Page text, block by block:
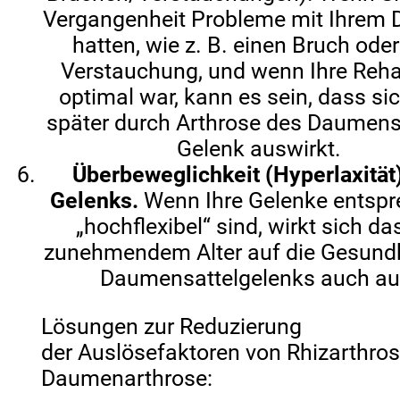
Vergangenheit Probleme mit Ihrem
hatten, wie z. B. einen Bruch
Verstauchung, und wenn Ihre
optimal war, kann es sein, dass
später durch Arthrose des
Gelenk auswirkt.
Überbeweglichkeit
Gelenks. Wenn Ihre Gelenke
„hochflexibel“ sind, wirkt sich
zunehmendem Alter auf die
Daumensattelgelenks auch
Lösungen zur Reduzierung
der Auslösefaktoren von
Daumenarthrose: